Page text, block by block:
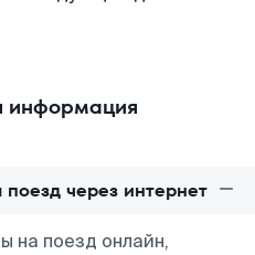
информация
через интернет
на поезд онлайн,